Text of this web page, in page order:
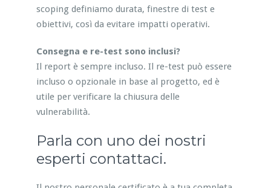
scoping definiamo durata, finestre di test e
obiettivi, così da evitare impatti operativi.
Consegna e re-test sono inclusi?
Il report è sempre incluso. Il re-test può essere
incluso o opzionale in base al progetto, ed è
utile per verificare la chiusura delle
vulnerabilità.
Parla con uno dei nostri
esperti contattaci.